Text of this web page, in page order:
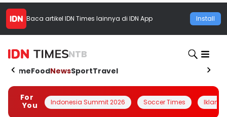
Baca artikel IDN Times lainnya di IDN App Install
NTB
HomeFoodNewsSportTravel
For
You
Indonesia Summit 2026 Soccer Times Iklanin